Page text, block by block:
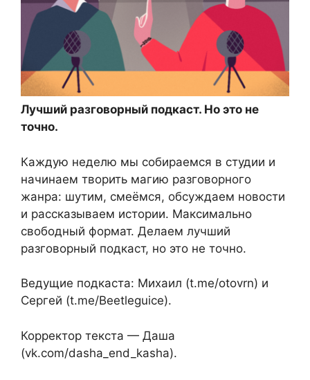
Лучший разговорный подкаст. Но это не
точно.
Каждую неделю мы собираемся в студии и
начинаем творить магию разговорного
жанра: шутим, смеёмся, обсуждаем новости
и рассказываем истории. Максимально
свободный формат. Делаем лучший
разговорный подкаст, но это не точно.
Ведущие подкаста: Михаил (t.me/otovrn) и
Сергей (t.me/Beetleguice).
Корректор текста — Даша
(vk.com/dasha_end_kasha).